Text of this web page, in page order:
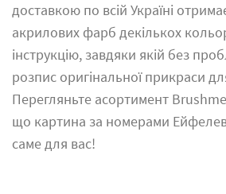
доставкою по всій Україні
акрилових фарб декількох
інструкцію, завдяки якій без
розпис оригінальної прикраси
Перегляньте асортимент
що картина за номерами
саме для вас!